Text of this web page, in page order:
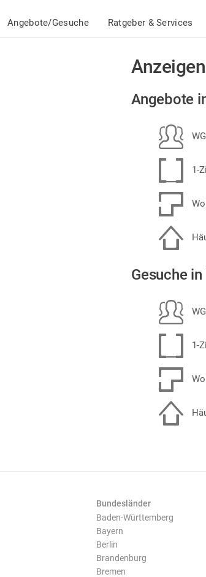
Angebote/Gesuche Ratgeber & Services
Angebote
1-
Gesuche
1-
Bundesländer
Baden-Württemberg
Bayern
Berlin
Brandenburg
Bremen